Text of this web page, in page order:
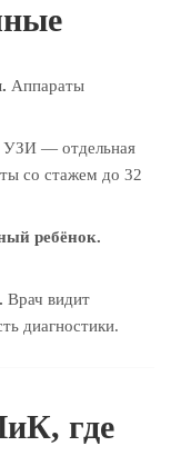
Аппараты
УЗИ — отдельная
со стажем до 32
ребёнок.
Врач видит
диагностики.
где